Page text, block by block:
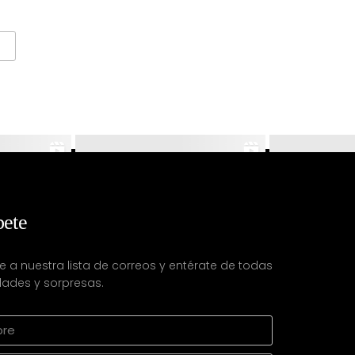
a nuestra lista de correos y entérate de todas
y sorpresas.